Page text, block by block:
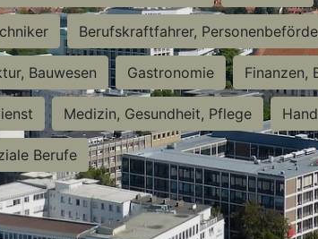
Berufskraftfahrer,
Bauwesen Gastronomie Finanzen,
Medizin, Gesundheit, Pflege
Berufe